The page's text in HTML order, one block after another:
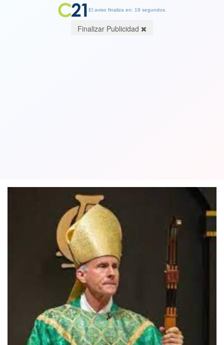
El aviso finaliza en: 19 segundos.
Finalizar Publicidad